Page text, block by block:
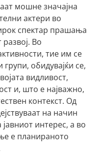
мошне значајна
актери во
спектар прашања
Во
тие им се
обидувајќи се,
видливост,
и, што е најважно,
контекст. Од
на начин
интерес, а во
е планираното